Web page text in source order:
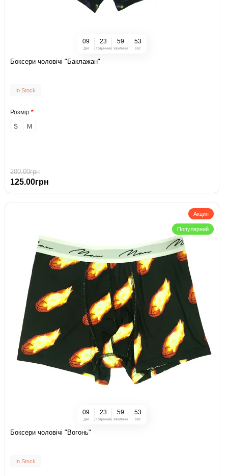
09
Дні
23
Годинник
59
хвилини
52
sec
Боксери чоловічі "Баклажан"
In Stock
Розмір
S
M
200.00грн
125.00грн
Акция
Популярний
09
Дні
23
Годинник
59
хвилини
52
sec
Боксери чоловічі "Вогонь"
In Stock